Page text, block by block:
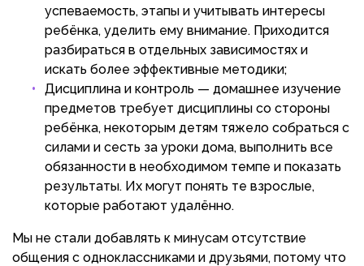
успеваемость, этапы и учитывать интересы
ребёнка, уделить ему внимание. Приходится
разбираться в отдельных зависимостях и
искать более эффективные методики;
Дисциплина и контроль — домашнее изучение
предметов требует дисциплины со стороны
ребёнка, некоторым детям тяжело собраться с
силами и сесть за уроки дома, выполнить все
обязанности в необходимом темпе и показать
результаты. Их могут понять те взрослые,
которые работают удалённо.
Мы не стали добавлять к минусам отсутствие
общения с одноклассниками и друзьями, потому что